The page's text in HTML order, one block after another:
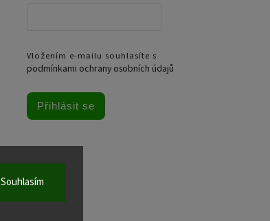
Souhlasím
Vložením e-mailu souhlasíte s
podmínkami ochrany osobních údajů
Přihlásit se